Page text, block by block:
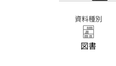
資料種別
図書